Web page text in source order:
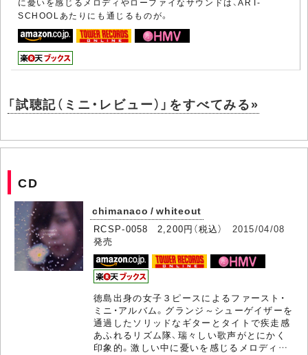
SCHOOLあたりにも通じるものが。
「試聴記（ミニ・レビュー）」をすべてみる»
CD
chimanaco / whiteout
RCSP-0058 2,200円（税込） 2015/04/08
発売
徳島出身の女子３ピースによるファースト・
ミニ・アルバム。グランジ～シューゲイザーを
通過したソリッドなギターとタイトで疾走感
あふれるリズム隊、瑞々しい歌声がとにかく
印象的。激しい中に憂いを感じるメロディ…